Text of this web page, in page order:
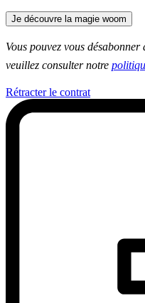
Je découvre la magie woom
Vous pouvez vous
veuillez consulter notre
Rétracter le contrat